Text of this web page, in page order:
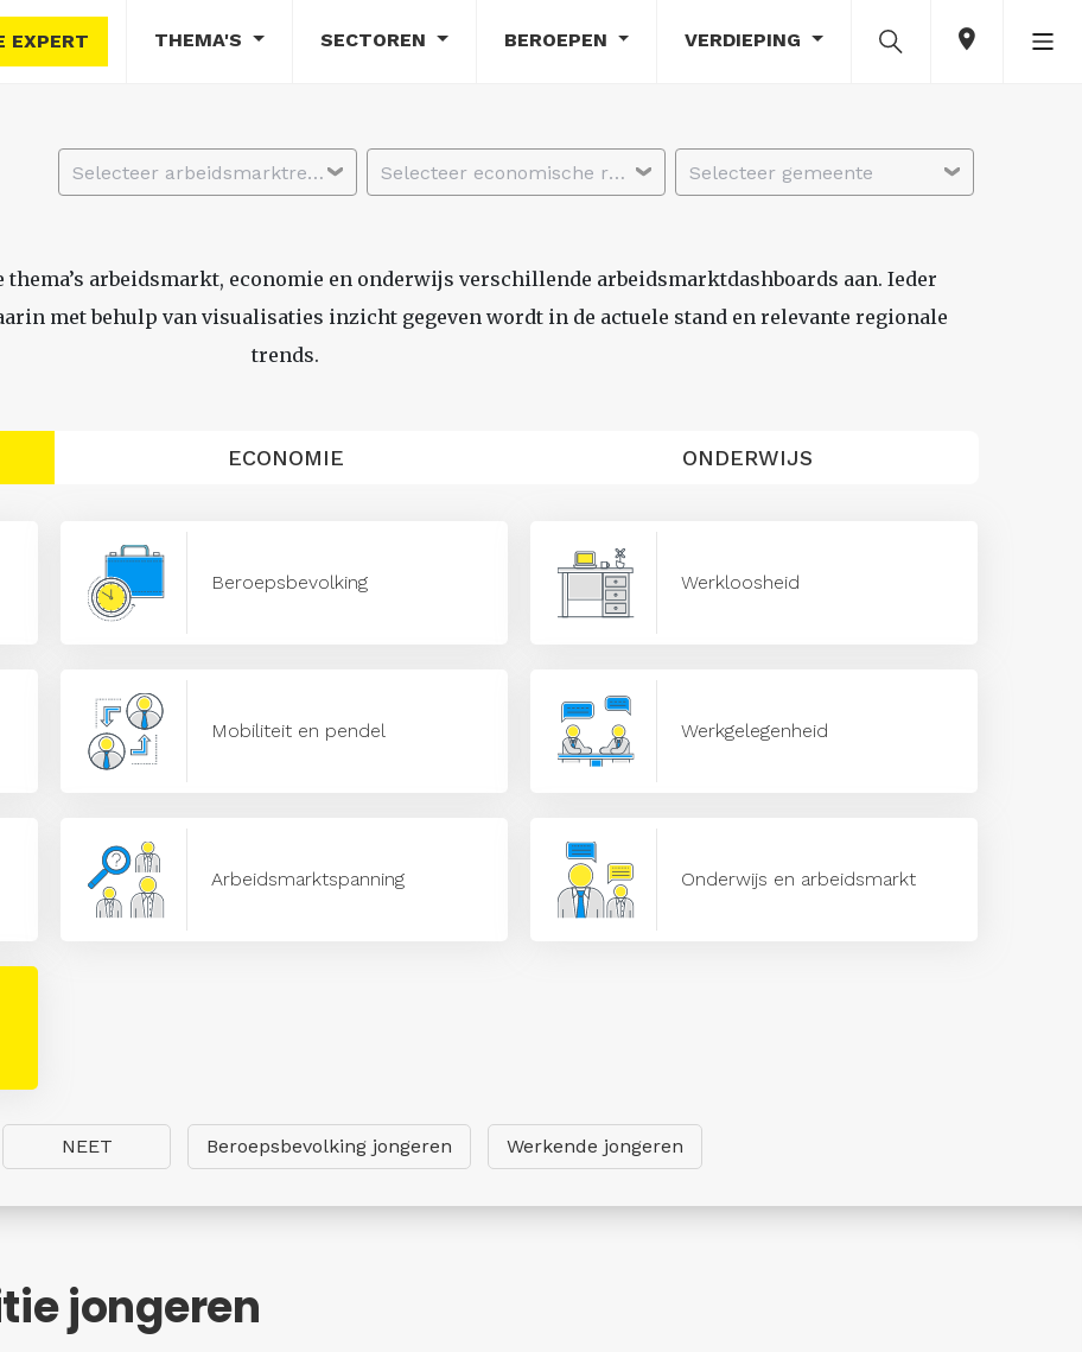
EXPERT THEMA'S SECTOREN BEROEPEN VERDIEPING
Selecteer arbeidsmarktregio Selecteer economische regio Selecteer gemeente
arbeidsmarkt, economie en onderwijs verschillende arbeidsmarktdashboards aan. Ieder
met behulp van visualisaties inzicht gegeven wordt in de actuele stand en relevante regionale
trends.
ECONOMIE ONDERWIJS
Beroepsbevolking Werkloosheid
Mobiliteit en pendel Werkgelegenheid
Arbeidsmarktspanning Onderwijs en arbeidsmarkt
NEET Beroepsbevolking jongeren Werkende jongeren
jongeren